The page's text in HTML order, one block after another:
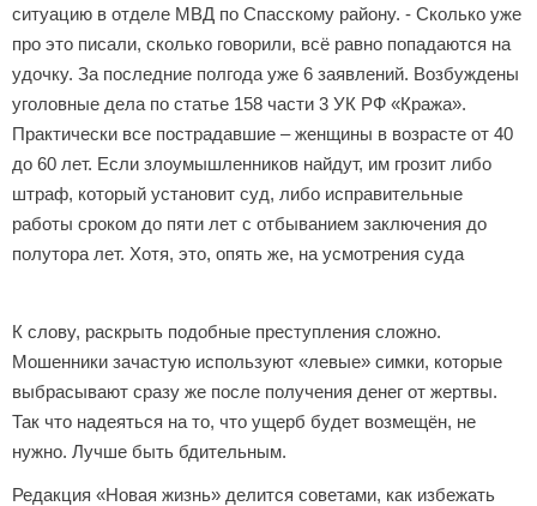
ситуацию в отделе МВД по Спасскому району. - Сколько уже
про это писали, сколько говорили, всё равно попадаются на
удочку. За последние полгода уже 6 заявлений. Возбуждены
уголовные дела по статье 158 части 3 УК РФ «Кража».
Практически все пострадавшие – женщины в возрасте от 40
до 60 лет. Если злоумышленников найдут, им грозит либо
штраф, который установит суд, либо исправительные
работы сроком до пяти лет с отбыванием заключения до
полутора лет. Хотя, это, опять же, на усмотрения суда
К слову, раскрыть подобные преступления сложно.
Мошенники зачастую используют «левые» симки, которые
выбрасывают сразу же после получения денег от жертвы.
Так что надеяться на то, что ущерб будет возмещён, не
нужно. Лучше быть бдительным.
Редакция «Новая жизнь» делится советами, как избежать